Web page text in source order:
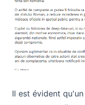
Il est évident